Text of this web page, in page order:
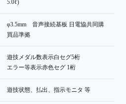
5.0ℓ)
φ3.5mm 音声接続基板 日電協共同購
買品準拠
遊技メダル数表示白セグ5桁
エラー等表示赤色セグ 1桁
遊技状態、払出、指示モニタ 等